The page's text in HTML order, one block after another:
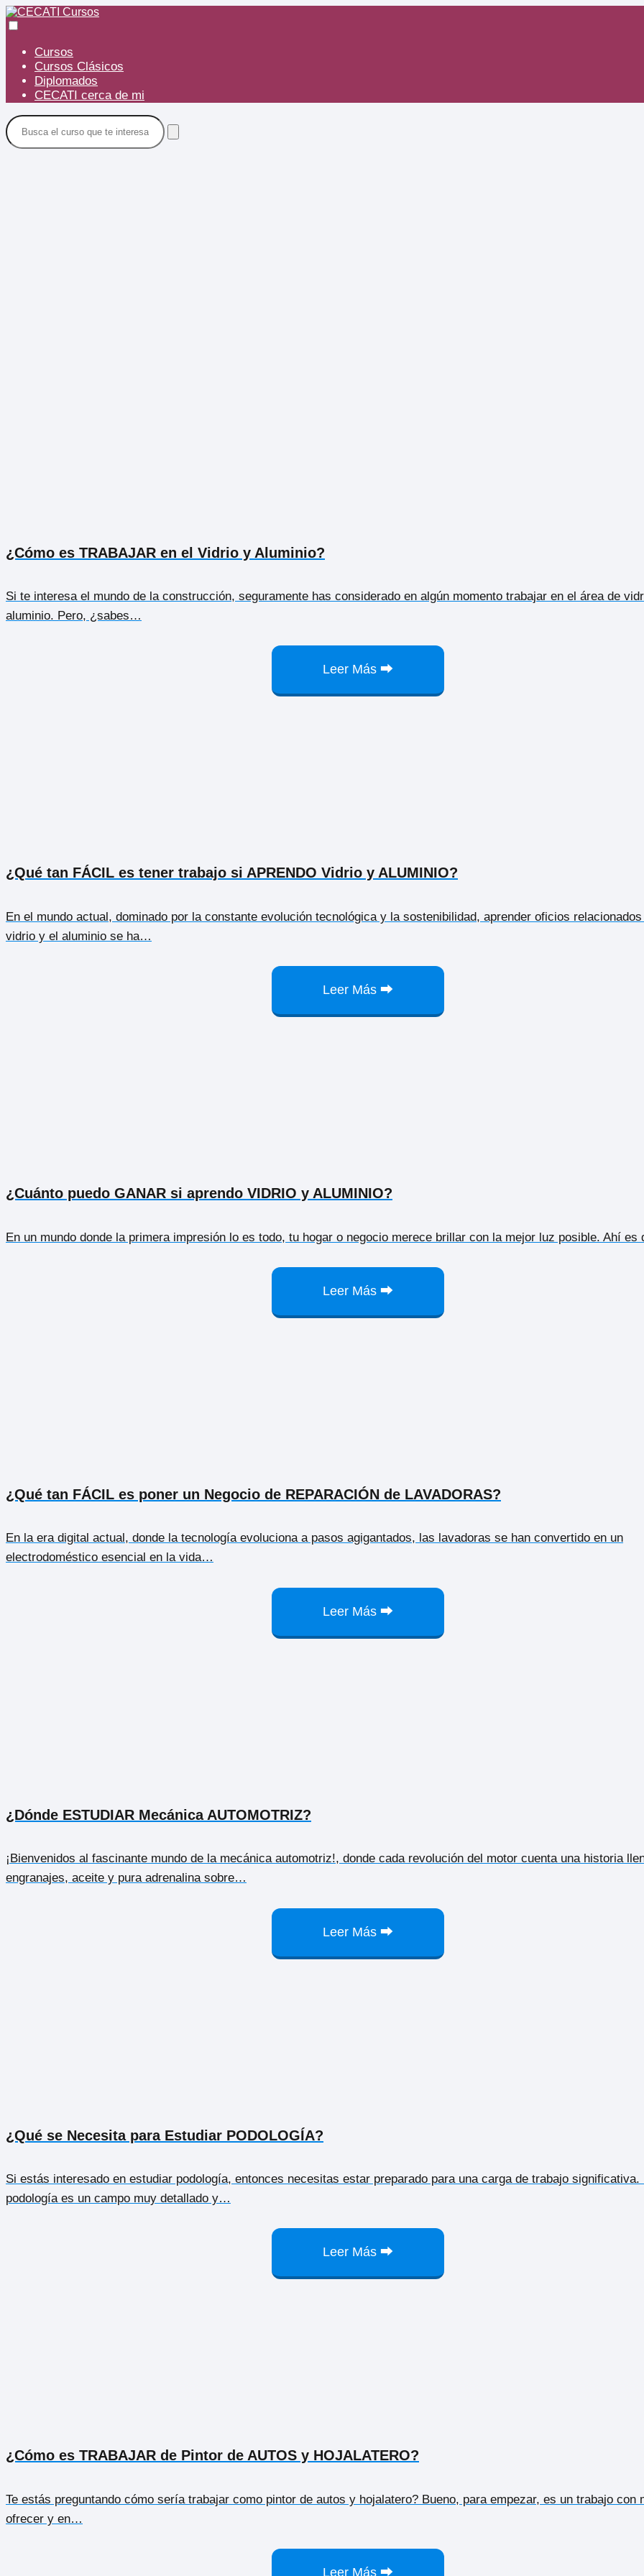
Cursos
Cursos Clásicos
Diplomados
CECATI cerca de mi
¿Cómo es TRABAJAR en el Vidrio y Aluminio?
Si te interesa el mundo de la construcción, seguramente has considerado en algún momento trabajar en el área de
aluminio. Pero, ¿sabes…
Leer Más ⮕
¿Qué tan FÁCIL es tener trabajo si APRENDO Vidrio y ALUMINIO?
En el mundo actual, dominado por la constante evolución tecnológica y la sostenibilidad, aprender oficios
vidrio y el aluminio se ha…
Leer Más ⮕
¿Cuánto puedo GANAR si aprendo VIDRIO y ALUMINIO?
En un mundo donde la primera impresión lo es todo, tu hogar o negocio merece brillar con la mejor luz posible. Ahí
Leer Más ⮕
¿Qué tan FÁCIL es poner un Negocio de REPARACIÓN de LAVADORAS?
En la era digital actual, donde la tecnología evoluciona a pasos agigantados, las lavadoras se han convertido en un
electrodoméstico esencial en la vida…
Leer Más ⮕
¿Dónde ESTUDIAR Mecánica AUTOMOTRIZ?
¡Bienvenidos al fascinante mundo de la mecánica automotriz!, donde cada revolución del motor cuenta una historia
engranajes, aceite y pura adrenalina sobre…
Leer Más ⮕
¿Qué se Necesita para Estudiar PODOLOGÍA?
Si estás interesado en estudiar podología, entonces necesitas estar preparado para una carga de trabajo significativa.
podología es un campo muy detallado y…
Leer Más ⮕
¿Cómo es TRABAJAR de Pintor de AUTOS y HOJALATERO?
Te estás preguntando cómo sería trabajar como pintor de autos y hojalatero? Bueno, para empezar, es un trabajo con
ofrecer y en…
Leer Más ⮕